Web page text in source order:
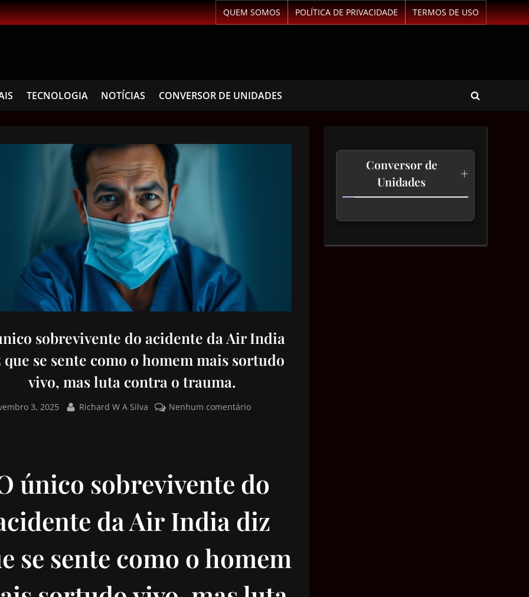
QUEM SOMOS POLÍTICA DE PRIVACIDADE TERMOS DE USO
TECNOLOGIA NOTÍCIAS CONVERSOR DE UNIDADES
sobrevivente do acidente da Air India
se sente como o homem mais sortudo
vivo, mas luta contra o trauma.
3, 2025 Richard W A Silva Nenhum comentário
único sobrevivente do
da Air India diz
se sente como o homem
Conversor de
Unidades
+
Comprimento